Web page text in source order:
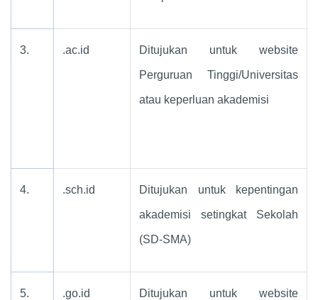
3. .ac.id Ditujukan untuk website
Perguruan Tinggi/Universitas
atau keperluan akademisi
4. .sch.id Ditujukan untuk kepentingan
akademisi setingkat Sekolah
(SD-SMA)
5. .go.id Ditujukan untuk website